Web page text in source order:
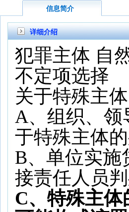
信息简介
详细介绍
犯罪主体 自
不定项选择
关于特殊主
A、组织、领
于特殊主体
B、单位实施
接责任人员
C、特殊主